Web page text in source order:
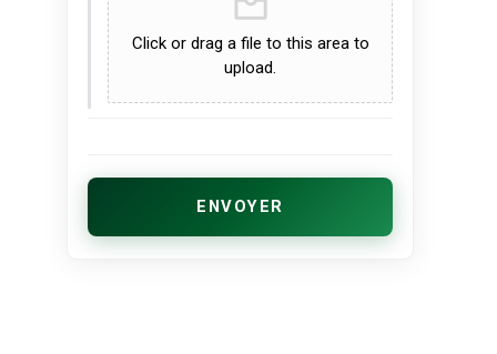
Click or drag a file to this area to
upload.
ENVOYER